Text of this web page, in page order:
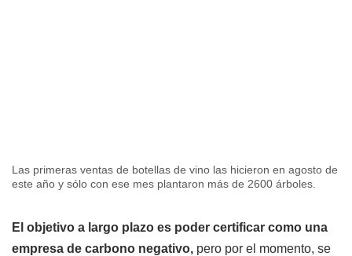
Las primeras ventas de botellas de vino las hicieron en agosto de
este año y sólo con ese mes plantaron más de 2600 árboles.
El objetivo a largo plazo es poder certificar como una
empresa de carbono negativo, pero por el momento, se